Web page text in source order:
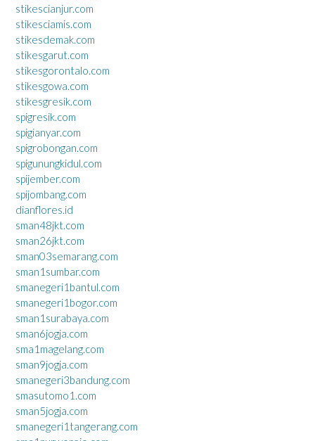
stikescianjur.com
stikesciamis.com
stikesdemak.com
stikesgarut.com
stikesgorontalo.com
stikesgowa.com
stikesgresik.com
spigresik.com
spigianyar.com
spigrobongan.com
spigunungkidul.com
spijember.com
spijombang.com
dianflores.id
sman48jkt.com
sman26jkt.com
sman03semarang.com
sman1sumbar.com
smanegeri1bantul.com
smanegeri1bogor.com
sman1surabaya.com
sman6jogja.com
sma1magelang.com
sman9jogja.com
smanegeri3bandung.com
smasutomo1.com
sman5jogja.com
smanegeri1tangerang.com